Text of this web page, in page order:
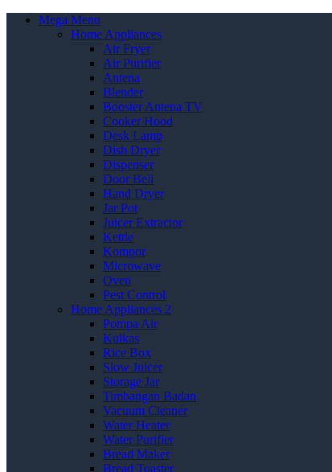
Mega Menu
Home Appliances
Air Fryer
Air Purifier
Antena
Blender
Booster Antena TV
Cooker Hood
Desk Lamp
Dish Dryer
Dispenser
Door Bell
Hand Dryer
Jar Pot
Juicer Extractor
Kettle
Kompor
Microwave
Oven
Pest Control
Home Appliances 2
Pompa Air
Kulkas
Rice Box
Slow Juicer
Storage Jar
Timbangan Badan
Vacuum Cleaner
Water Heater
Water Purifier
Bread Maker
Bread Toaster